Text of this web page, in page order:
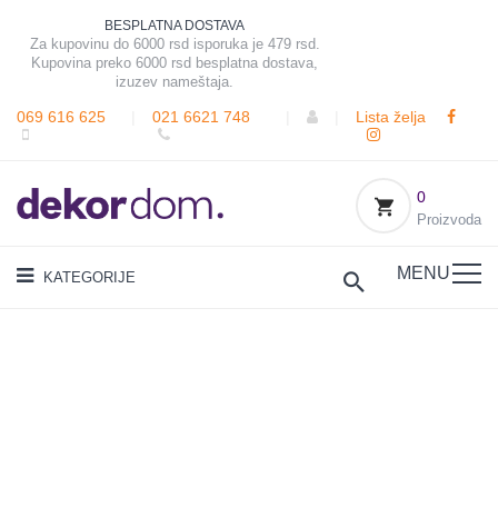
BESPLATNA DOSTAVA
Za kupovinu do 6000 rsd isporuka je 479 rsd.
Kupovina preko 6000 rsd besplatna dostava,
izuzev nameštaja.
069 616 625 021 6621 748 Lista želja
0
Proizvoda
KATEGORIJE MENU